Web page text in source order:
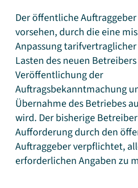
Der öffentliche
vorsehen, durch die eine
Anpassung
Lasten des neuen
Veröffentlichung der
Auftragsbekanntmachung
Übernahme des Betriebes
wird. Der bisherige
Aufforderung durch den
Auftraggeber verpflichtet,
erforderlichen Angaben zu